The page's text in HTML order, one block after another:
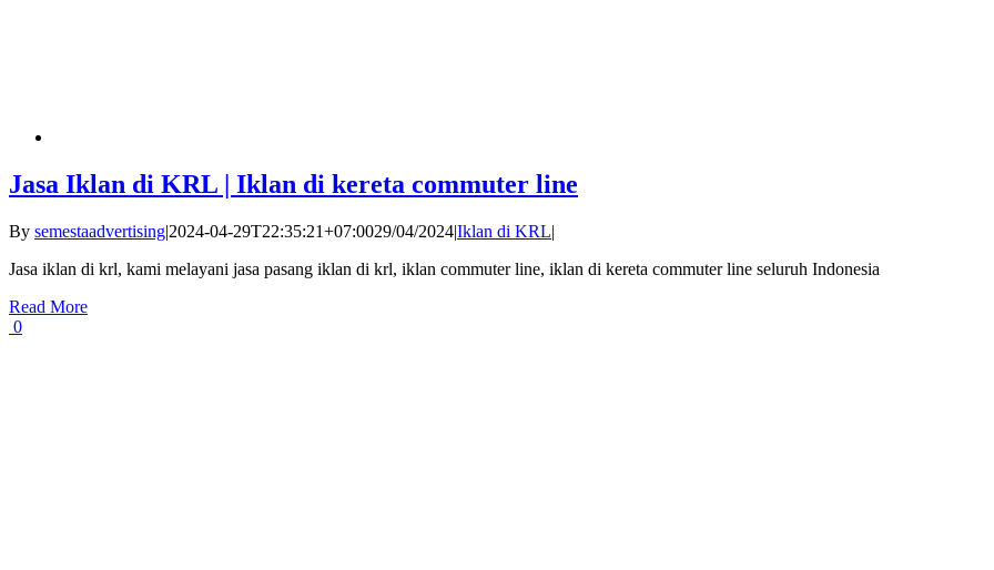
Jasa Iklan di KRL | Iklan di kereta commuter line
By semestaadvertising|2024-04-29T22:35:21+07:0029/04/2024|Iklan di KRL|
Jasa iklan di krl, kami melayani jasa pasang iklan di krl, iklan commuter line, iklan di kereta commuter line seluruh Indonesia
Read More
0